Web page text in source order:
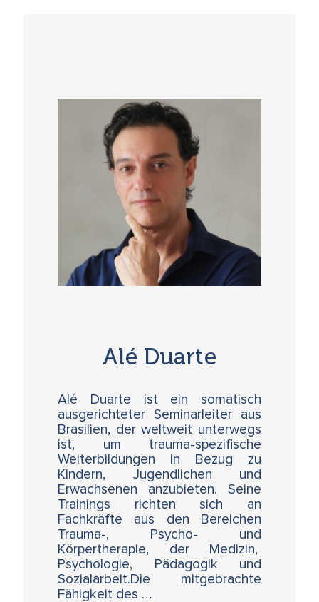
bei Erwachsenen wie Kindern
Die komplizierte Beziehung zwischen
digitalem Stress, der Entwicklung
wesentlicher menschlicher Fähigkeiten
(z.B. Konzentration und Selbstregulation)
und der Anpassung an das Tempo des
modernen Lebens
Die Förderung wichtiger Fähigkeiten bei
Kindern, die über den akademischen
Bereich hinausgehen - Sozialisierung,
Selbstbewusstsein und zielgerichtetes
Engagement auf den und abseits des
Erwachsenenleben - und das Vorleben
dieser Eigenschaften für ein digitales
Dieser Abendkurs bietet wertvolle
Erkenntnisse für Eltern, Erzieher*innen,
Therapeut*innen oder ganz reguläre
"User*innen" der digitalen Welt.
"Unglaublich, wie konzentriert Ale uns seinen
aktuellsten Wissenstand und seine
Einschätzung zum Thema "digitale Medien"
vermittelt hat!"
(Zitat einer Teilnehmerin aus "Kids in Tune")
Alé Duarte
Alé Duarte ist ein somatisch
ausgerichteter Seminarleiter aus
Brasilien, der weltweit unterwegs
ist, um trauma-spezifische
Weiterbildungen in Bezug zu
Kindern, Jugendlichen und
Erwachsenen anzubieten. Seine
Trainings richten sich an
Fachkräfte aus den Bereichen
Trauma-, Psycho- und
Körpertherapie, der Medizin,
Psychologie, Pädagogik und
Sozialarbeit.Die mitgebrachte
Fähigkeit des …